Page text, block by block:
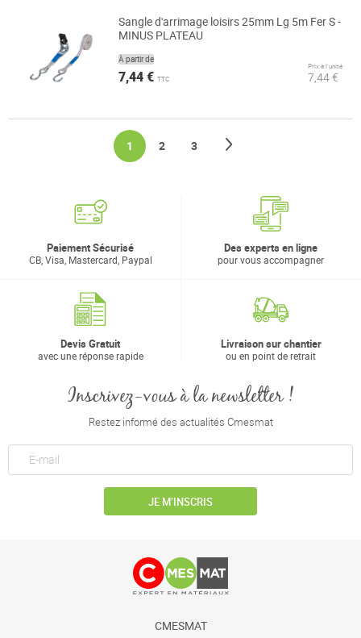
Sangle d'arrimage loisirs 25mm Lg 5m Fer S -
MINUS PLATEAU
À partir de
7,44 € TTC
Prix à l’unité
7,44 €
You're currently reading page
1 Page
2 Page
3
Paiement Sécurisé
CB, Visa, Mastercard, Paypal
Des experts en ligne
pour vous accompagner
Devis Gratuit
avec une réponse rapide
Livraison sur chantier
ou en point de retrait
Inscrivez-vous à la newsletter !
Restez informé des actualités Cmesmat
JE M’INSCRIS
CMESMAT